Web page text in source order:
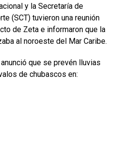
y la Secretaría de
(SCT) tuvieron una reunión
de Zeta e informaron que la
al noroeste del Mar Caribe.
que se prevén lluvias
de chubascos en: